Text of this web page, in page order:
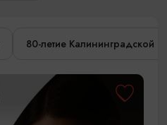
80-летие Калининградской